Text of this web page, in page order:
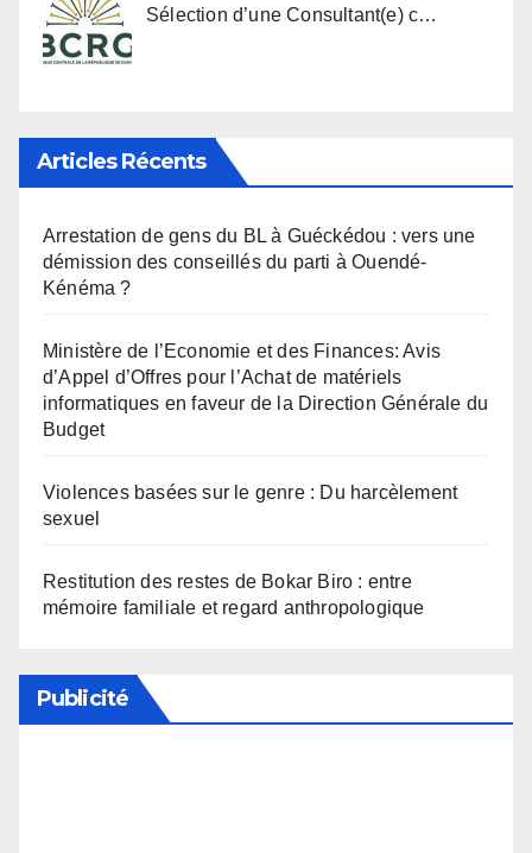
Sélection d’une Consultant(e) c…
Articles Récents
Arrestation de gens du BL à Guéckédou : vers une
démission des conseillés du parti à Ouendé-
Kénéma ?
Ministère de l’Economie et des Finances: Avis
d’Appel d’Offres pour l’Achat de matériels
informatiques en faveur de la Direction Générale du
Budget
Violences basées sur le genre : Du harcèlement
sexuel
Restitution des restes de Bokar Biro : entre
mémoire familiale et regard anthropologique
Publicité